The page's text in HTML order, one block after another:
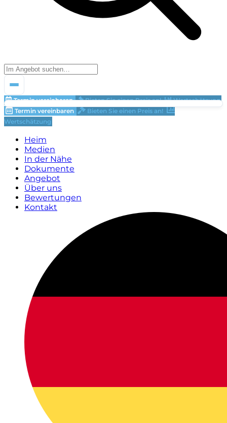
Termin vereinbaren Bieten Sie einen Preis an!
Wertschätzung
Termin vereinbaren
Bieten Sie einen Preis an!
Wertschätzung
Heim
Medien
In der Nähe
Dokumente
Angebot
Über uns
Bewertungen
Kontakt